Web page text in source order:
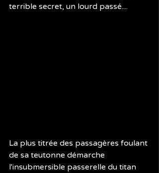
terrible secret, un lourd passé....
La plus titrée des passagères foulant
de sa teutonne démarche
l'insubmersible passerelle du titan